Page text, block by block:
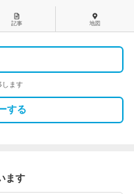
記事 地図
します
する
ます